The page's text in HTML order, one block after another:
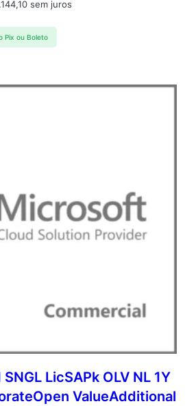
sem juros
Pix ou Boleto
LicSAPk OLV NL 1Y
ValueAdditional